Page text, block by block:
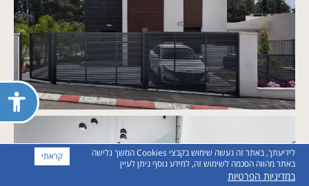
קראתי
לידיעתך, באתר זה נעשה שימוש בקבצי Cookies המשך גלישה
באתר מהווה הסכמה לשימוש זה, למידע נוסף ניתן לעיין
במדיניות הפרטיות
פתח
תפריט
נגישות
חייגו אלינו